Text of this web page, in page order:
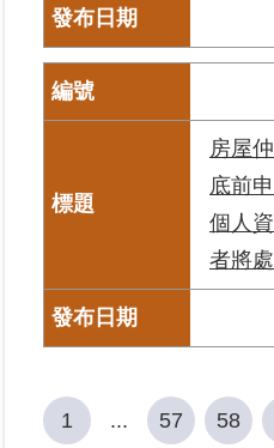
房屋
底前
個人
者將
1 ... 57 58